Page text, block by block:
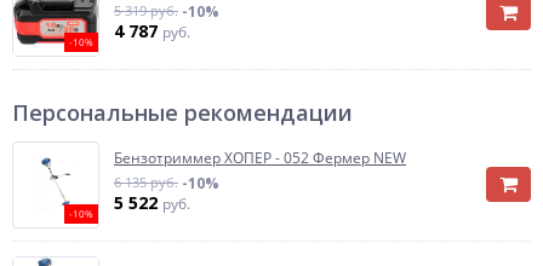
-10%
5 319 руб. -10%
4 787 руб.
Персональные рекомендации
-10%
Бензотриммер ХОПЕР - 052 Фермер NEW
6 135 руб. -10%
5 522 руб.